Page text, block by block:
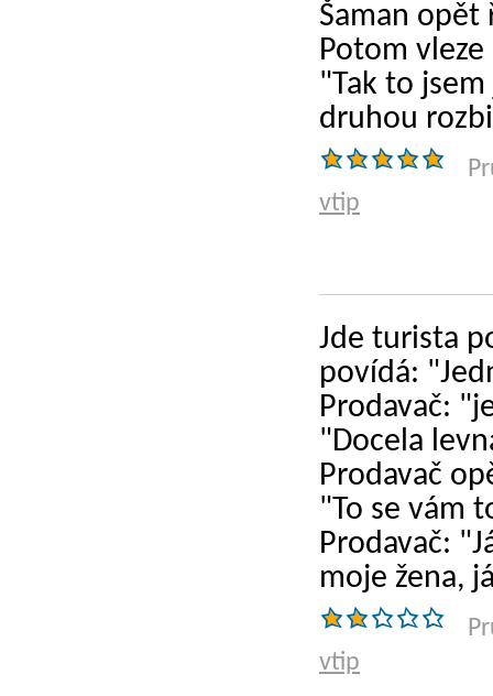
Šaman
Potom
"Tak to
druhou
vtip
Jde turista
povídá:
Prodavač:
"Docela
Prodavač
"To se vám
Prodavač:
moje žena,
vtip